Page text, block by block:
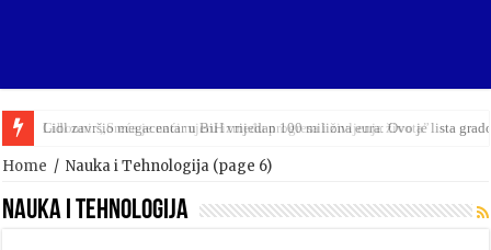
Lidl završio megacentar u BiH vrijedan 100 miliona eura: Ovo je lista
Home / Nauka i Tehnologija (page 6)
Nauka i Tehnologija